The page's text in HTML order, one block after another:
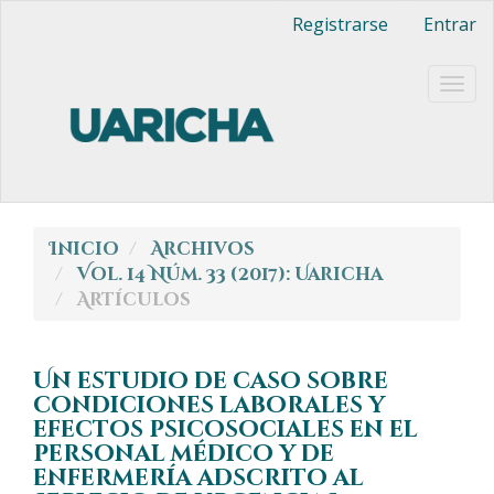
Barra
lateral
Registrarse Entrar
Inicio
Archivos
Vol. 14 Núm. 33 (2017): Uaricha
Artículos
Un estudio de caso sobre
condiciones laborales y
efectos psicosociales en el
personal médico y de
enfermería adscrito al